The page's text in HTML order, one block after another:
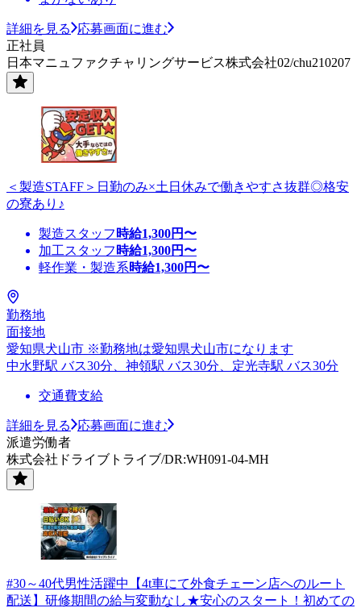
詳細を見る
応募画面に進む
正社員
日本マニュファクチャリングサービス株式会社02/chu210207
＜製造STAFF＞日勤のみ×土日休みで働きやすさ抜群◎格安
の寮あり♪
製造スタッフ 時給1,300円〜
加工スタッフ 時給1,300円〜
軽作業・製造系時給1,300円〜
勤務地
面接地
愛知県犬山市 ※勤務地は愛知県犬山市になります
中水野駅 バス30分、神領駅 バス30分、定光寺駅 バス30分
交通費支給
詳細を見る
応募画面に進む
派遣労働者
株式会社ドライブトライブ/DR:WH091-04-MH
#30～40代男性活躍中【4t車にて外食チェーン店へのルート
配送】研修期間の給与変動なし★安心のスタート！初めての